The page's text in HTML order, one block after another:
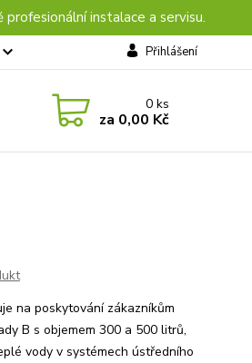
instalace a servisu.
Přihlášení
0ks
za 0,00 Kč
na poskytování zákazníkům
B s objemem 300 a 500 litrů,
vody v systémech ústředního